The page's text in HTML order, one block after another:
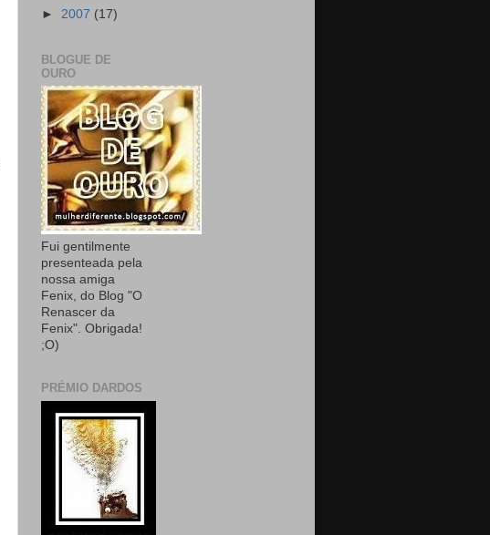
► 2007 (17)
BLOGUE DE
OURO
Fui gentilmente
presenteada pela
nossa amiga
Fenix, do Blog "O
Renascer da
Fenix". Obrigada!
;O)
PRÉMIO DARDOS